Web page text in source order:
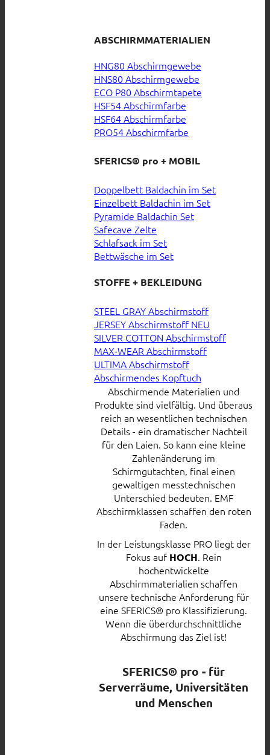
ABSCHIRMMATERIALIEN
HNG80 Abschirmgewebe
HNS80 Abschirmgewebe
ECO P80 Abschirmtapete
HSF54 Abschirmfarbe
HSF64 Abschirmfarbe
PRO54 Abschirmfarbe
SFERICS® pro + MOBIL
Doppelbett Baldachin im Set
Einzelbett Baldachin im Set
Pyramide Baldachin Set
Safecave Zelte
Schlafsack im Set
Bettwäsche im Set
STOFFE + BEKLEIDUNG
STEEL GRAY Abschirmstoff
JERSEY Abschirmstoff
SILVER COTTON Abschirmstoff
MAX-WEAR Abschirmstoff
ULTIMA Abschirmstoff
Abschirmendes Kopftuch
Abschirmende Materialien und
Produkte sind vielfältig. Und überaus
reich an wesentlichen technischen
Details - ein dramatischer Nachteil
für den Laien. So kann eine kleine
Zahlenänderung im
Schirmgutachten, final einen
gewaltigen messtechnischen
Unterschied bedeuten. EMF
Abschirmklassen schaffen den roten
Faden.
In der Leistungsklasse PRO liegt der
Fokus auf HOCH. Rein
hochentwickelte
Abschirmmaterialien schaffen
unsere technische Anforderung für
eine SFERICS® pro Klassifizierung.
Wenn die überdurchschnittliche
Abschirmung das Ziel ist!
SFERICS® pro - für
Serverräume, Universitäten
und Menschen